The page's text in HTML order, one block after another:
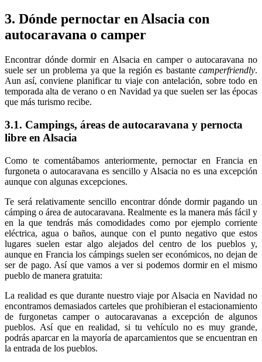
3. Dónde pernoctar en Alsacia con
autocaravana o camper
Encontrar dónde dormir en Alsacia en camper o autocaravana no
suele ser un problema ya que la región es bastante camperfriendly.
Aun así, conviene planificar tu viaje con antelación, sobre todo en
temporada alta de verano o en Navidad ya que suelen ser las épocas
que más turismo recibe.
3.1. Campings, áreas de autocaravana y pernocta
libre en Alsacia
Como te comentábamos anteriormente, pernoctar en Francia en
furgoneta o autocaravana es sencillo y Alsacia no es una excepción
aunque con algunas excepciones.
Te será relativamente sencillo encontrar dónde dormir pagando un
cámping o área de autocaravana. Realmente es la manera más fácil y
en la que tendrás más comodidades como por ejemplo corriente
eléctrica, agua o baños, aunque con el punto negativo que estos
lugares suelen estar algo alejados del centro de los pueblos y,
aunque en Francia los cámpings suelen ser económicos, no dejan de
ser de pago. Así que vamos a ver si podemos dormir en el mismo
pueblo de manera gratuita:
La realidad es que durante nuestro viaje por Alsacia en Navidad no
encontramos demasiados carteles que prohibieran el estacionamiento
de furgonetas camper o autocaravanas a excepción de algunos
pueblos. Así que en realidad, si tu vehículo no es muy grande,
podrás aparcar en la mayoría de aparcamientos que se encuentran en
la entrada de los pueblos.